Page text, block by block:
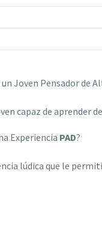
un Joven Pensador de
capaz de
Experiencia PAD?
lúdica que le